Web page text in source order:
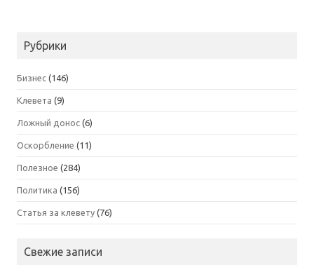
Рубрики
Бизнес (146)
Клевета (9)
Ложный донос (6)
Оскорбление (11)
Полезное (284)
Политика (156)
Статья за клевету (76)
Свежие записи